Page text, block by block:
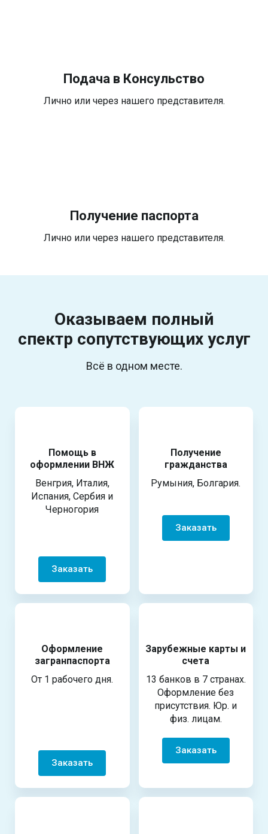
Подача в Консульство
Лично или через нашего представителя.
Получение паспорта
Лично или через нашего представителя.
Оказываем полный
спектр сопутствующих услуг
Всё в одном месте.
Помощь в
оформлении ВНЖ
Венгрия, Италия,
Испания, Сербия и
Черногория
Заказать
Получение
гражданства
Румыния, Болгария.
Заказать
Оформление
загранпаспорта
От 1 рабочего дня.
Заказать
Зарубежные карты и
счета
13 банков в 7 странах.
Оформление без
присутствия. Юр. и
физ. лицам.
Заказать